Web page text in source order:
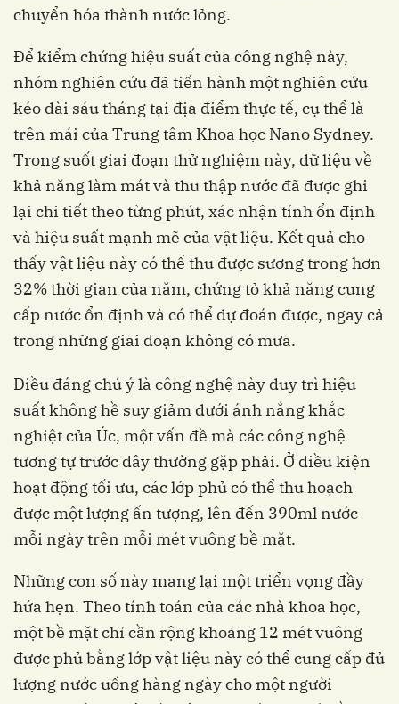
chuyển hóa thành nước lỏng.
Để kiểm chứng hiệu suất của công nghệ này,
nhóm nghiên cứu đã tiến hành một nghiên cứu
kéo dài sáu tháng tại địa điểm thực tế, cụ thể là
trên mái của Trung tâm Khoa học Nano Sydney.
Trong suốt giai đoạn thử nghiệm này, dữ liệu về
khả năng làm mát và thu thập nước đã được ghi
lại chi tiết theo từng phút, xác nhận tính ổn định
và hiệu suất mạnh mẽ của vật liệu. Kết quả cho
thấy vật liệu này có thể thu được sương trong hơn
32% thời gian của năm, chứng tỏ khả năng cung
cấp nước ổn định và có thể dự đoán được, ngay cả
trong những giai đoạn không có mưa.
Điều đáng chú ý là công nghệ này duy trì hiệu
suất không hề suy giảm dưới ánh nắng khắc
nghiệt của Úc, một vấn đề mà các công nghệ
tương tự trước đây thường gặp phải. Ở điều kiện
hoạt động tối ưu, các lớp phủ có thể thu hoạch
được một lượng ấn tượng, lên đến 390ml nước
mỗi ngày trên mỗi mét vuông bề mặt.
Những con số này mang lại một triển vọng đầy
hứa hẹn. Theo tính toán của các nhà khoa học,
một bề mặt chỉ cần rộng khoảng 12 mét vuông
được phủ bằng lớp vật liệu này có thể cung cấp đủ
lượng nước uống hàng ngày cho một người